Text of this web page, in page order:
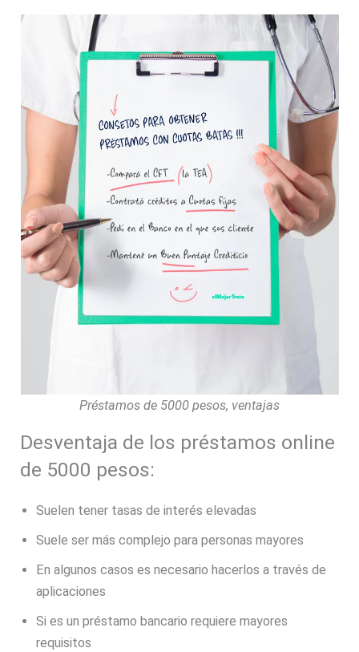
Préstamos de 5000 pesos, ventajas
Desventaja de los préstamos online
de 5000 pesos:
Suelen tener tasas de interés elevadas
Suele ser más complejo para personas mayores
En algunos casos es necesario hacerlos a través de
aplicaciones
Si es un préstamo bancario requiere mayores
requisitos